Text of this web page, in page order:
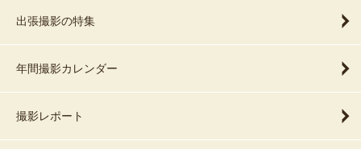
撮影についての「これがしたい！」「これをもって撮りたい」「こ
んなことがしたい」などのご希望やエピソードなど、ぜひお聞かせ
ください。（サプライズなど大歓迎です！）
好みの色味や雰囲気も事前にお打ち合わせして最高の写真をお届け
いたしますᐠ ♥︎ ᐟ
出張撮影の特集
年間撮影カレンダー
撮影レポート